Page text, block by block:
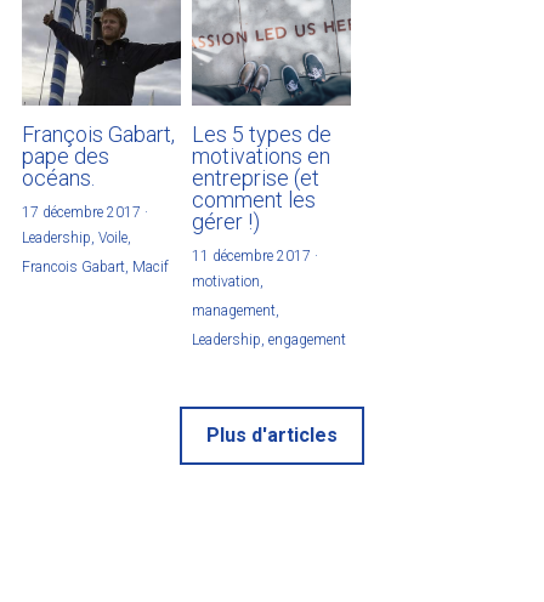
François Gabart,
pape des
océans.
17 décembre 2017 ·
Leadership, Voile,
Francois Gabart, Macif
Les 5 types de
motivations en
entreprise (et
comment les
gérer !)
11 décembre 2017 ·
motivation,
management,
Leadership, engagement
Plus d'articles